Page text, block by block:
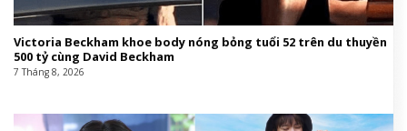
Victoria Beckham khoe body nóng bỏng tuổi 52 trên du thuyền
500 tỷ cùng David Beckham
7 Tháng 8, 2026